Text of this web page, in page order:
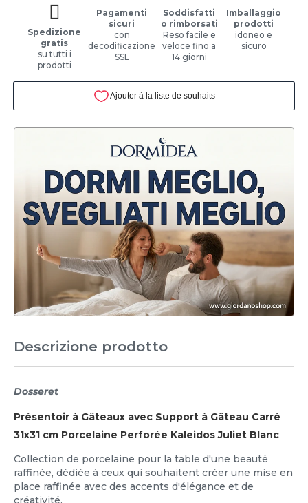
Spedizione
gratis
su tutti i
prodotti
Pagamenti
sicuri
con
decodificazione
SSL
Soddisfatti
o rimborsati
Reso facile e
veloce fino a
14 giorni
Imballaggio
prodotti
idoneo e
sicuro
Descrizione prodotto
Dosseret
Présentoir à Gâteaux avec Support à Gâteau Carré
31x31 cm Porcelaine Perforée Kaleidos Juliet Blanc
Collection de porcelaine pour la table d'une beauté
raffinée, dédiée à ceux qui souhaitent créer une mise en
place raffinée avec des accents d'élégance et de
créativité.